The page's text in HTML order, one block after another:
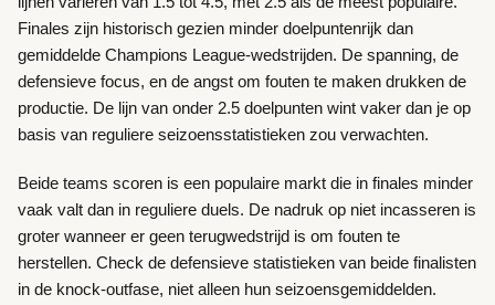
Finales zijn historisch gezien minder doelpuntenrijk dan
gemiddelde Champions League-wedstrijden. De spanning, de
defensieve focus, en de angst om fouten te maken drukken de
productie. De lijn van onder 2.5 doelpunten wint vaker dan je op
basis van reguliere seizoensstatistieken zou verwachten.
Beide teams scoren is een populaire markt die in finales minder
vaak valt dan in reguliere duels. De nadruk op niet incasseren is
groter wanneer er geen terugwedstrijd is om fouten te
herstellen. Check de defensieve statistieken van beide finalisten
in de knock-outfase, niet alleen hun seizoensgemiddelden.